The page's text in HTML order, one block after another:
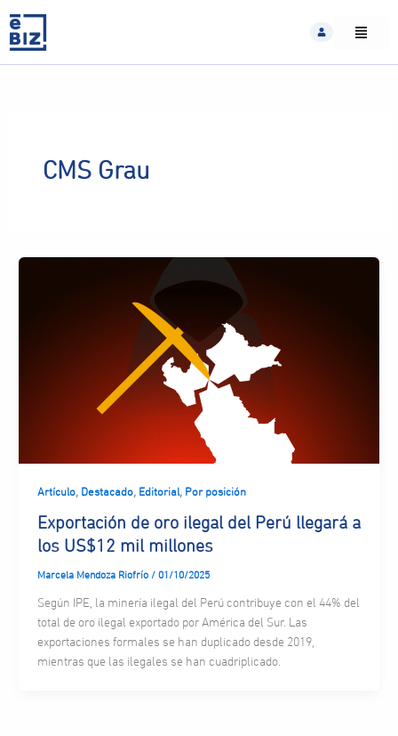
content
CMS Grau
Artículo, Destacado, Editorial, Por posición
Exportación de oro ilegal del Perú llegará a
los US$12 mil millones
Marcela Mendoza Riofrío / 01/10/2025
Según IPE, la minería ilegal del Perú contribuye con el 44% del
total de oro ilegal exportado por América del Sur. Las
exportaciones formales se han duplicado desde 2019,
mientras que las ilegales se han cuadriplicado.